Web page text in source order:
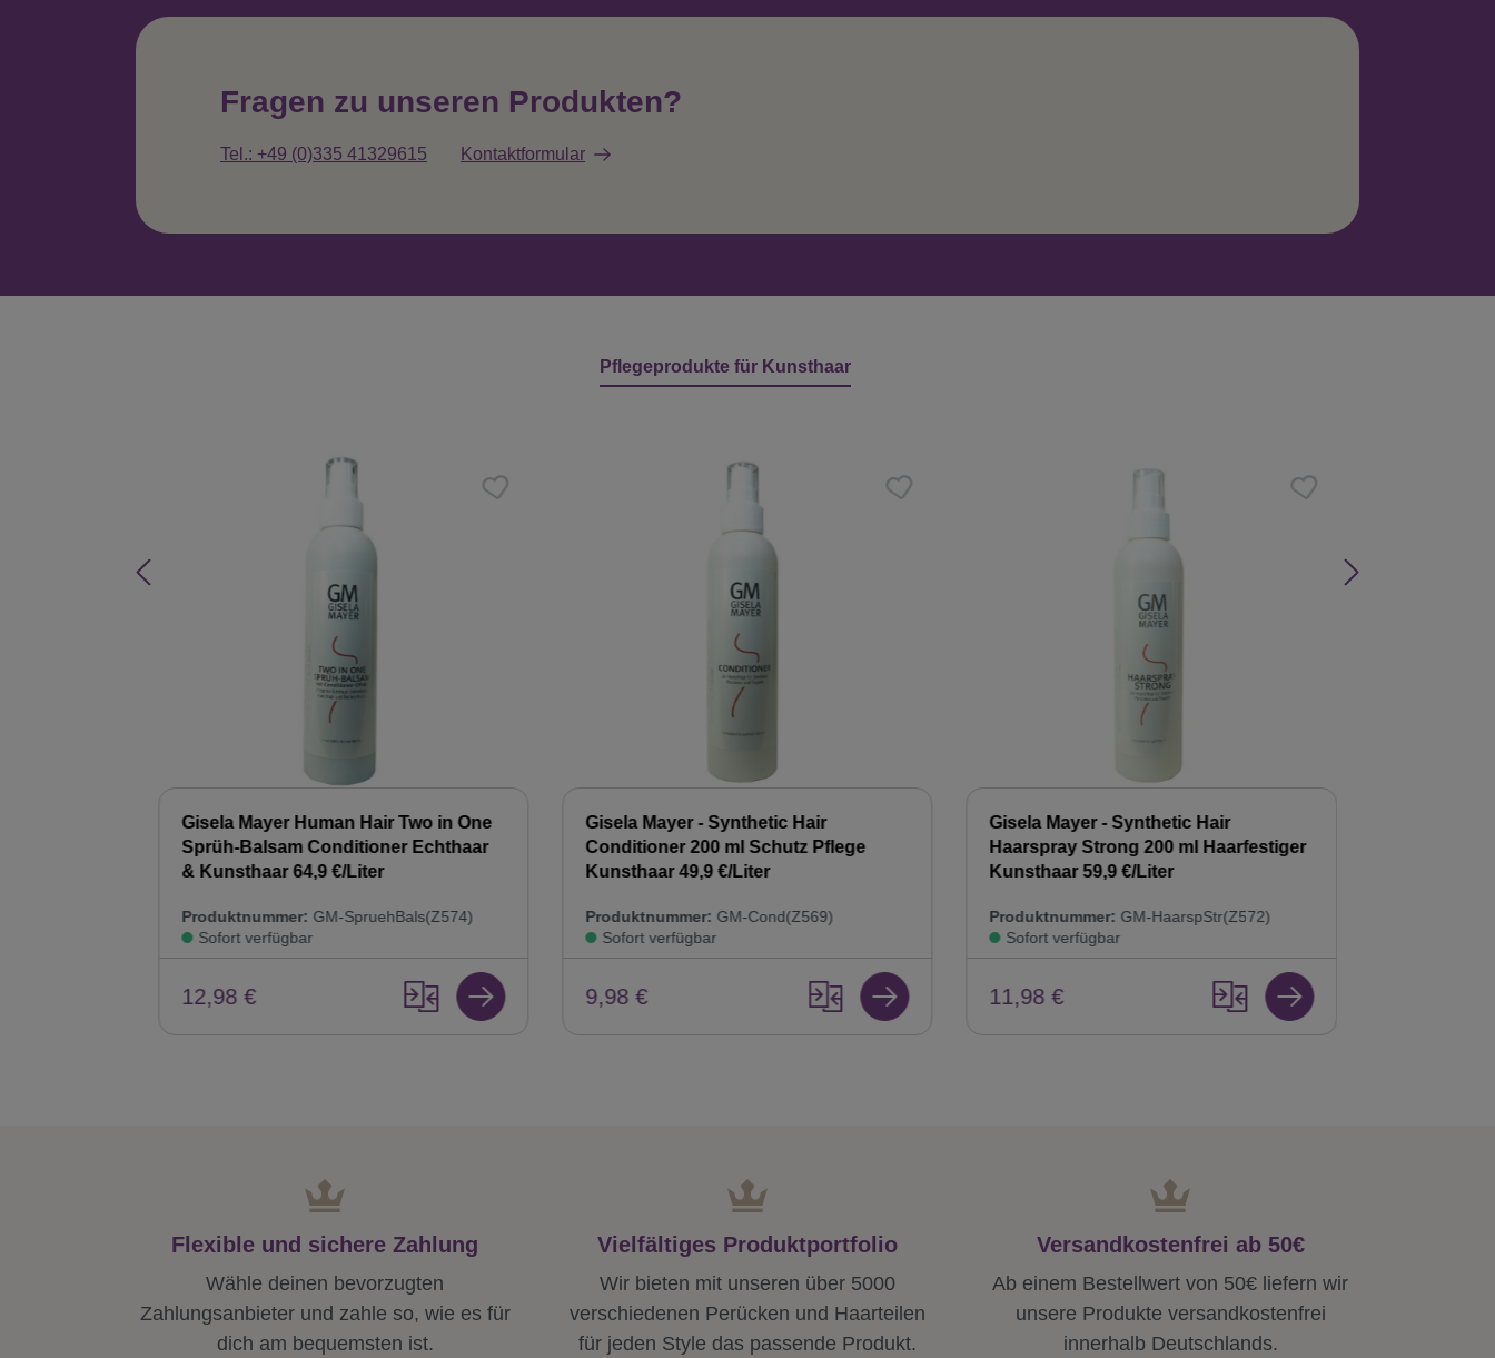
Fragen zu unseren Produkten?
Tel.: +49 (0)335 41329615 Kontaktformular
Pflegeprodukte für Kunsthaar
Gisela Mayer Human Hair Two in One
Sprüh-Balsam Conditioner Echthaar
& Kunsthaar 64,9 €/Liter
Produktnummer: GM-SpruehBals(Z574)
Sofort verfügbar
12,98 €
Gisela Mayer - Synthetic Hair
Conditioner 200 ml Schutz Pflege
Kunsthaar 49,9 €/Liter
Produktnummer: GM-Cond(Z569)
Sofort verfügbar
9,98 €
Gisela Mayer - Synthetic Hair
Haarspray Strong 200 ml Haarfestiger
Kunsthaar 59,9 €/Liter
Produktnummer: GM-HaarspStr(Z572)
Sofort verfügbar
11,98 €
Flexible und sichere Zahlung
Wähle deinen bevorzugten
Zahlungsanbieter und zahle so, wie es für
dich am bequemsten ist.
Vielfältiges Produktportfolio
Wir bieten mit unseren über 5000
verschiedenen Perücken und Haarteilen
für jeden Style das passende Produkt.
Versandkostenfrei ab 50€
Ab einem Bestellwert von 50€ liefern wir
unsere Produkte versandkostenfrei
innerhalb Deutschlands.